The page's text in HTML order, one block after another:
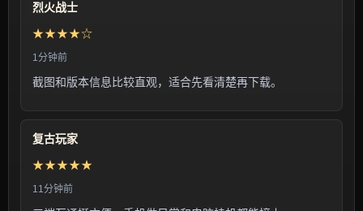
烈火战士
★★★★☆
1分钟前
截图和版本信息比较直观，适合先看清楚再下载。
复古玩家
★★★★★
11分钟前